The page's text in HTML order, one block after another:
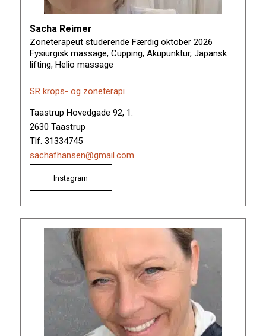
Sacha Reimer
Zoneterapeut studerende Færdig oktober 2026
Fysiurgisk massage, Cupping, Akupunktur, Japansk
lifting, Helio massage
SR krops- og zoneterapi
Taastrup Hovedgade 92, 1.
2630 Taastrup
Tlf. 31334745
sachafhansen@gmail.com
Instagram